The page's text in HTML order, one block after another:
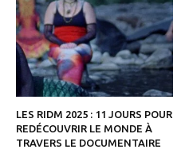
LES RIDM 2025 : 11 JOURS POUR
REDÉCOUVRIR LE MONDE À
TRAVERS LE DOCUMENTAIRE